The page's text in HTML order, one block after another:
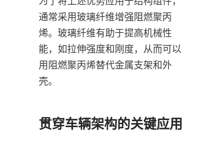
通常采用玻璃纤维增强阻燃聚丙
烯。玻璃纤维有助于提高机械性
能，如拉伸强度和刚度，从而可以
用阻燃聚丙烯替代金属支架和外
壳。
贯穿车辆架构的关键应用